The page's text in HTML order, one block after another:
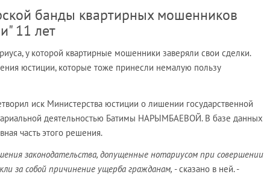
банды квартирных мошенников
11 лет
у которой квартирные мошенники заверяли свои сделки.
юстиции, которые тоже принесли немалую пользу
иск Министерства юстиции о лишении государственной
деятельностью Батимы НАРЫМБАЕВОЙ. В базе данных
часть этого решения.
законодательства, допущенные нотариусом при совершении
за собой причинение ущерба гражданам, - сказано в ней. -